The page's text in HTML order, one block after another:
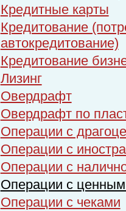
Кредитные карты
Кредитование
автокредитование)
Кредитование
Лизинг
Овердрафт
Овердрафт по
Операции с
Операции с
Операции с
Операции с
Операции с чеками